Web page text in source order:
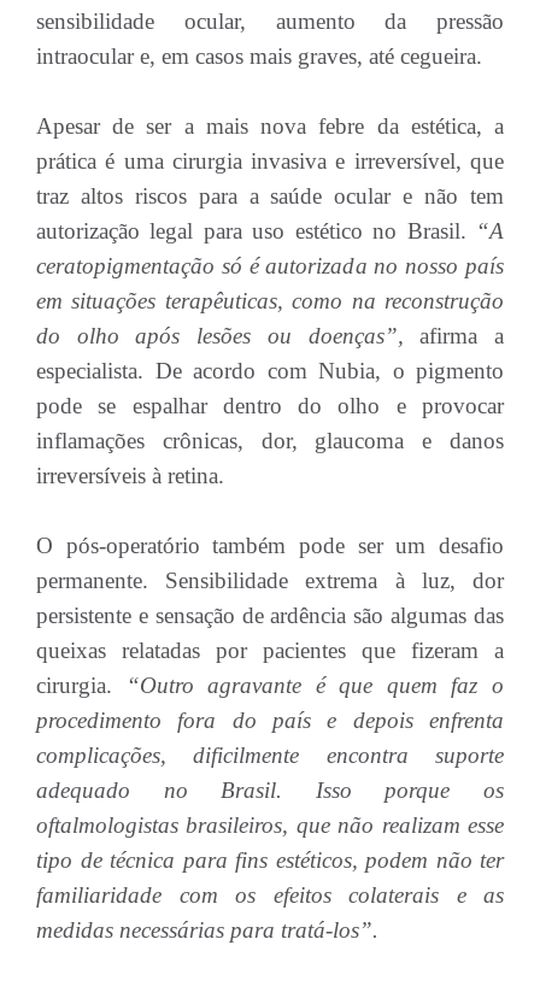
sensibilidade ocular, aumento da pressão
intraocular e, em casos mais graves, até cegueira.
Apesar de ser a mais nova febre da estética, a
prática é uma cirurgia invasiva e irreversível, que
traz altos riscos para a saúde ocular e não tem
autorização legal para uso estético no Brasil. “A
ceratopigmentação só é autorizada no nosso país
em situações terapêuticas, como na reconstrução
do olho após lesões ou doenças”,afirma a
especialista. De acordo com Nubia, o pigmento
pode se espalhar dentro do olho e provocar
inflamações crônicas, dor, glaucoma e danos
irreversíveis à retina.
O pós-operatório também pode ser um desafio
permanente. Sensibilidade extrema à luz, dor
persistente e sensação de ardência são algumas das
queixas relatadas por pacientes que fizeram a
cirurgia. “Outro agravante é que quem faz o
procedimento fora do país e depois enfrenta
complicações, dificilmente encontra suporte
adequado no Brasil. Isso porque os
oftalmologistas brasileiros, que não realizam esse
tipo de técnica para fins estéticos, podem não ter
familiaridade com os efeitos colaterais e as
medidas necessárias para tratá-los”.